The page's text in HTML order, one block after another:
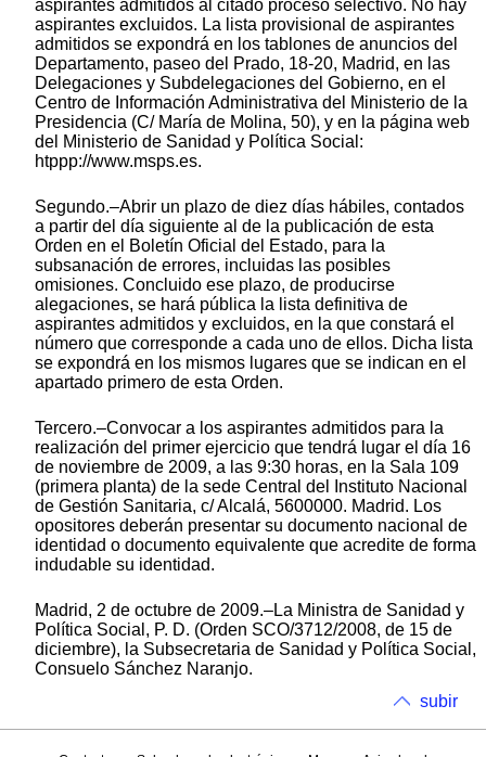
aspirantes admitidos al citado proceso selectivo. No hay
aspirantes excluidos. La lista provisional de aspirantes
admitidos se expondrá en los tablones de anuncios del
Departamento, paseo del Prado, 18-20, Madrid, en las
Delegaciones y Subdelegaciones del Gobierno, en el
Centro de Información Administrativa del Ministerio de la
Presidencia (C/ María de Molina, 50), y en la página web
del Ministerio de Sanidad y Política Social:
htppp://www.msps.es.
Segundo.–Abrir un plazo de diez días hábiles, contados
a partir del día siguiente al de la publicación de esta
Orden en el Boletín Oficial del Estado, para la
subsanación de errores, incluidas las posibles
omisiones. Concluido ese plazo, de producirse
alegaciones, se hará pública la lista definitiva de
aspirantes admitidos y excluidos, en la que constará el
número que corresponde a cada uno de ellos. Dicha lista
se expondrá en los mismos lugares que se indican en el
apartado primero de esta Orden.
Tercero.–Convocar a los aspirantes admitidos para la
realización del primer ejercicio que tendrá lugar el día 16
de noviembre de 2009, a las 9:30 horas, en la Sala 109
(primera planta) de la sede Central del Instituto Nacional
de Gestión Sanitaria, c/ Alcalá, 5600000. Madrid. Los
opositores deberán presentar su documento nacional de
identidad o documento equivalente que acredite de forma
indudable su identidad.
Madrid, 2 de octubre de 2009.–La Ministra de Sanidad y
Política Social, P. D. (Orden SCO/3712/2008, de 15 de
diciembre), la Subsecretaria de Sanidad y Política Social,
Consuelo Sánchez Naranjo.
subir